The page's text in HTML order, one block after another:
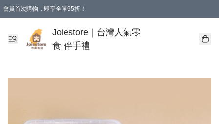
會員首次購物，即享全單95折！
購物滿 HKD 350.00即享免運費優惠！（適用於 本地送貨、本地取貨 )
Joiestore｜台灣人氣零
食 伴手禮